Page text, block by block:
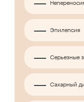
Эпилепсия
Серьезные
Сахарный